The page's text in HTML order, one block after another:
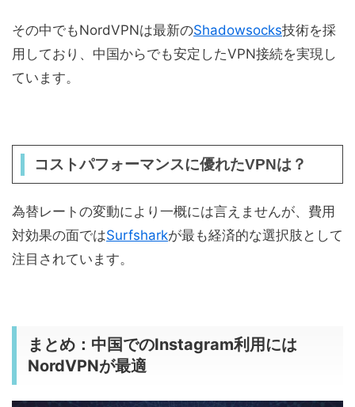
その中でもNordVPNは最新のShadowsocks技術を採
用しており、中国からでも安定したVPN接続を実現し
ています。
コストパフォーマンスに優れたVPNは？
為替レートの変動により一概には言えませんが、費用
対効果の面ではSurfsharkが最も経済的な選択肢として
注目されています。
まとめ：中国でのInstagram利用には
NordVPNが最適